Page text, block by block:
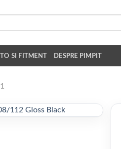
SI FITMENT DESPRE PIMPIT